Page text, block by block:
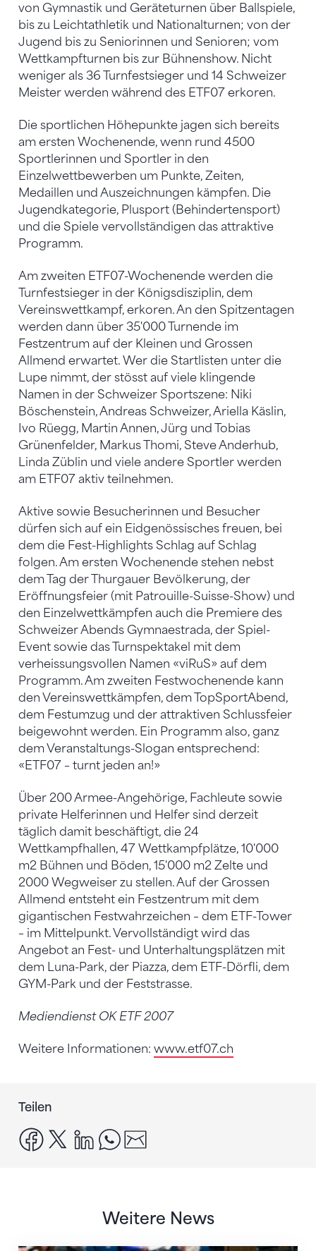
von Gymnastik und Geräteturnen über Ballspiele,
bis zu Leichtathletik und Nationalturnen; von der
Jugend bis zu Seniorinnen und Senioren; vom
Wettkampfturnen bis zur Bühnenshow. Nicht
weniger als 36 Turnfestsieger und 14 Schweizer
Meister werden während des ETF07 erkoren.
Die sportlichen Höhepunkte jagen sich bereits
am ersten Wochenende, wenn rund 4500
Sportlerinnen und Sportler in den
Einzelwettbewerben um Punkte, Zeiten,
Medaillen und Auszeichnungen kämpfen. Die
Jugendkategorie, Plusport (Behindertensport)
und die Spiele vervollständigen das attraktive
Programm.
Am zweiten ETF07-Wochenende werden die
Turnfestsieger in der Königsdisziplin, dem
Vereinswettkampf, erkoren. An den Spitzentagen
werden dann über 35'000 Turnende im
Festzentrum auf der Kleinen und Grossen
Allmend erwartet. Wer die Startlisten unter die
Lupe nimmt, der stösst auf viele klingende
Namen in der Schweizer Sportszene: Niki
Böschenstein, Andreas Schweizer, Ariella Käslin,
Ivo Rüegg, Martin Annen, Jürg und Tobias
Grünenfelder, Markus Thomi, Steve Anderhub,
Linda Züblin und viele andere Sportler werden
am ETF07 aktiv teilnehmen.
Aktive sowie Besucherinnen und Besucher
dürfen sich auf ein Eidgenössisches freuen, bei
dem die Fest-Highlights Schlag auf Schlag
folgen. Am ersten Wochenende stehen nebst
dem Tag der Thurgauer Bevölkerung, der
Eröffnungsfeier (mit Patrouille-Suisse-Show) und
den Einzelwettkämpfen auch die Premiere des
Schweizer Abends Gymnaestrada, der Spiel-
Event sowie das Turnspektakel mit dem
verheissungsvollen Namen «viRuS» auf dem
Programm. Am zweiten Festwochenende kann
den Vereinswettkämpfen, dem TopSportAbend,
dem Festumzug und der attraktiven Schlussfeier
beigewohnt werden. Ein Programm also, ganz
dem Veranstaltungs-Slogan entsprechend:
«ETF07 – turnt jeden an!»
Über 200 Armee-Angehörige, Fachleute sowie
private Helferinnen und Helfer sind derzeit
täglich damit beschäftigt, die 24
Wettkampfhallen, 47 Wettkampfplätze, 10'000
m2 Bühnen und Böden, 15'000 m2 Zelte und
2000 Wegweiser zu stellen. Auf der Grossen
Allmend entsteht ein Festzentrum mit dem
gigantischen Festwahrzeichen – dem ETF-Tower
– im Mittelpunkt. Vervollständigt wird das
Angebot an Fest- und Unterhaltungsplätzen mit
dem Luna-Park, der Piazza, dem ETF-Dörfli, dem
GYM-Park und der Feststrasse.
Mediendienst OK ETF 2007
Weitere Informationen: www.etf07.ch
Teilen
facebook
x linkedinwhatsapp
Weitere News